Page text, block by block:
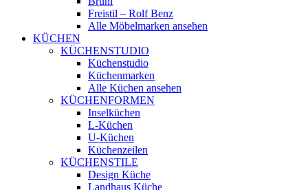
Freistil – Rolf Benz
Alle Möbelmarken ansehen
KÜCHEN
KÜCHENSTUDIO
Küchenstudio
Küchenmarken
Alle Küchen ansehen
KÜCHENFORMEN
Inselküchen
L-Küchen
U-Küchen
Küchenzeilen
KÜCHENSTILE
Design Küche
Landhaus Küche